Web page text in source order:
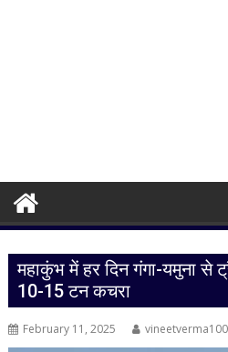
महाकुंभ में हर दिन गंगा-यमुना से
10-15 टन कचरा
February 11, 2025